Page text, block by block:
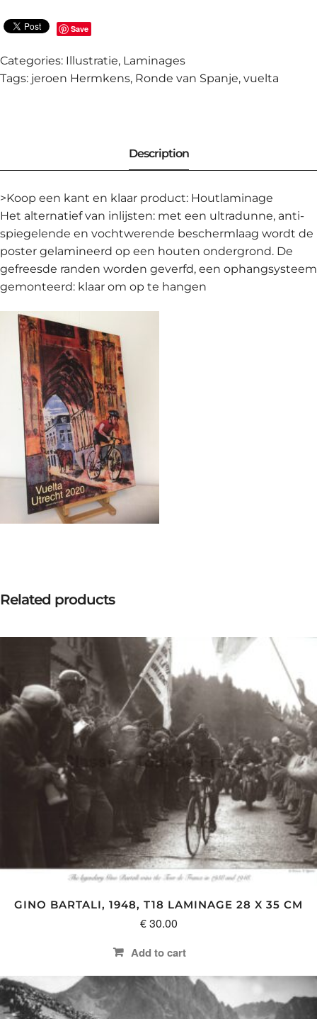
QUANTITY
Save
Categories: Illustratie, Laminages
Tags: jeroen Hermkens, Ronde van Spanje, vuelta
>Koop een kant en klaar product: Houtlaminage
Het alternatief van inlijsten: met een ultradunne, anti-
spiegelende en vochtwerende beschermlaag wordt de
poster gelamineerd op een houten ondergrond. De
gefreesde randen worden geverfd, een ophangsysteem
gemonteerd: klaar om op te hangen
Related products
GINO BARTALI, 1948, T18 LAMINAGE 28 X 35 CM
€30.00
Add to cart